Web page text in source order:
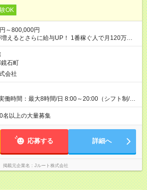
OK
～800,000円
えるとさらに給与UP！ 1番稼ぐ人で月120万ほ
日稼働 月
＜モデルイメージ＞ ■月収50万
東区在住)※元建築関係 1日150個配達×25日勤務
石町
会社
働時間：最大8時間/日 8:00～20:00（シフト制/実
5日勤務（場所次第では週4も有り） ※配達状況に
の勤務可能性有り ※案件により多少の前後あり
名以上の大量募集
応募する 詳細へ
掲載元企業名 Jルート株式会社